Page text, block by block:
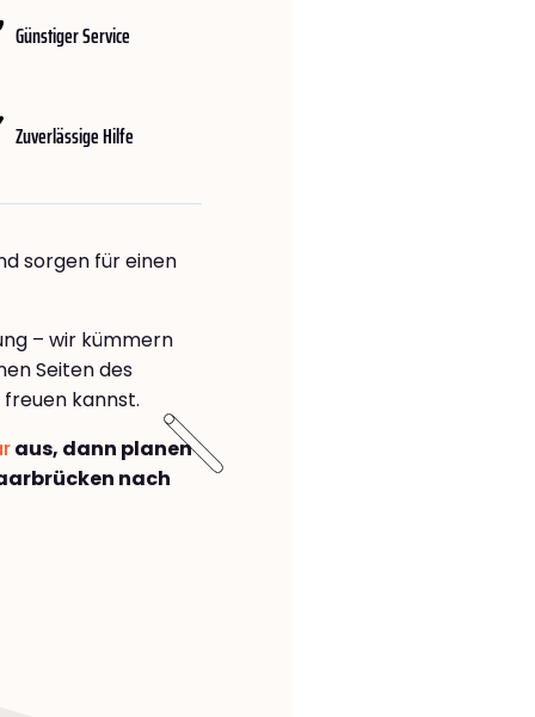
Günstiger Service
Zuverlässige Hilfe
sorgen für einen
– wir kümmern
Seiten des
freuen kannst.
aus, dann planen
nach